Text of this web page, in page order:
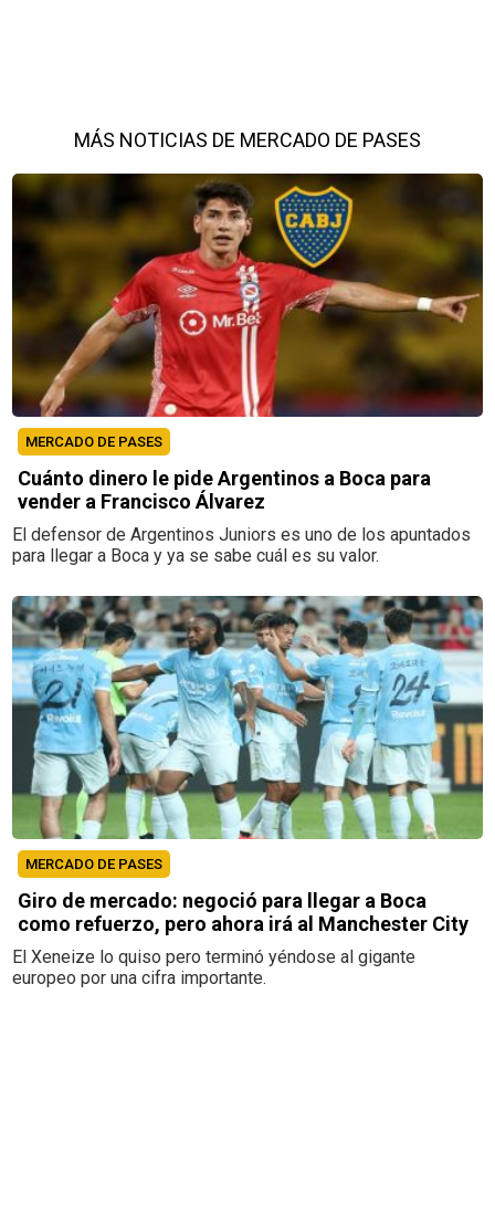
MÁS NOTICIAS DE MERCADO DE PASES
MERCADO DE PASES
Cuánto dinero le pide Argentinos a Boca para
vender a Francisco Álvarez
El defensor de Argentinos Juniors es uno de los apuntados
para llegar a Boca y ya se sabe cuál es su valor.
MERCADO DE PASES
Giro de mercado: negoció para llegar a Boca
como refuerzo, pero ahora irá al Manchester City
El Xeneize lo quiso pero terminó yéndose al gigante
europeo por una cifra importante.